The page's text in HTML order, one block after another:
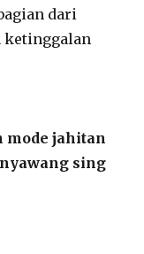
dari
ketinggalan
mode jahitan
sing